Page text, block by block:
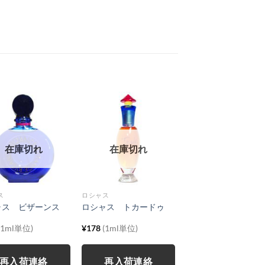
在庫切れ
ス ビザーンス
単位)
入荷連絡
在庫切れ
ロシャス
ロシャス トカードゥ
¥178 (1ml単位)
再入荷連絡